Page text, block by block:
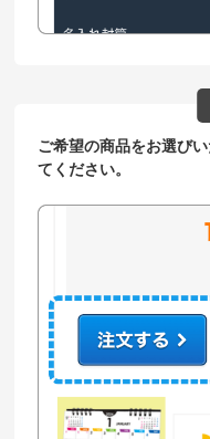
ご希望の商品をお選び
てください。